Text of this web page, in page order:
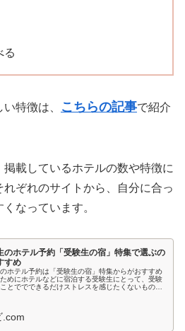
る
特徴は、 こちらの記事で紹介
載しているホテルの数や特徴に
ぞれのサイトから、自分に合っ
なっています。
のホテル予約「受験生の宿」特集で選ぶの
すめ
ホテル予約は「受験生の宿」特集からがおすすめ
めにホテルなどに宿泊する受験生にとって、受験
とででできるだけストレスを感じたくないもので
.com